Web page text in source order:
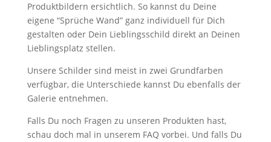
Produktbildern ersichtlich. So kannst du Deine
eigene “Sprüche Wand” ganz individuell für Dich
gestalten oder Dein Lieblingsschild direkt an Deinen
Lieblingsplatz stellen.
Unsere Schilder sind meist in zwei Grundfarben
verfügbar, die Unterschiede kannst Du ebenfalls der
Galerie entnehmen.
Falls Du noch Fragen zu unseren Produkten hast,
schau doch mal in unserem FAQ vorbei. Und falls Du